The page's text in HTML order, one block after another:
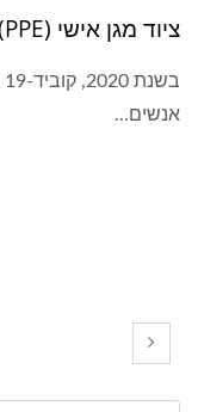
ציוד מגן אישי (PPE)
אנשים...